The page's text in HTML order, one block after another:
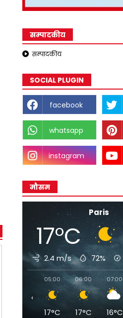
सम्पादकीय
सम्पादकीय
SOCIAL PLUGIN
facebook
whatsapp
instagram
मौसम
Paris
17°C
2.4 m/s 72%
05:00
17°C
06:00
17°C
07:00
16°C
‹